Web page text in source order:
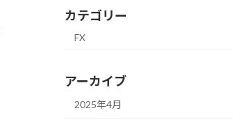
カテゴリー
FX
アーカイブ
2025年4月